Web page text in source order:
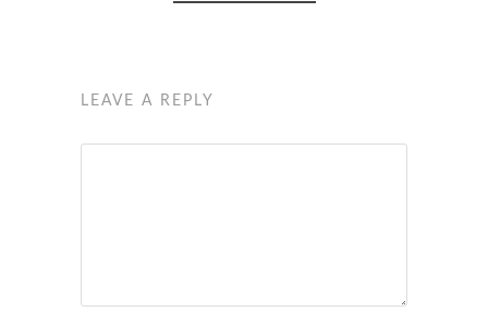
LEAVE A REPLY